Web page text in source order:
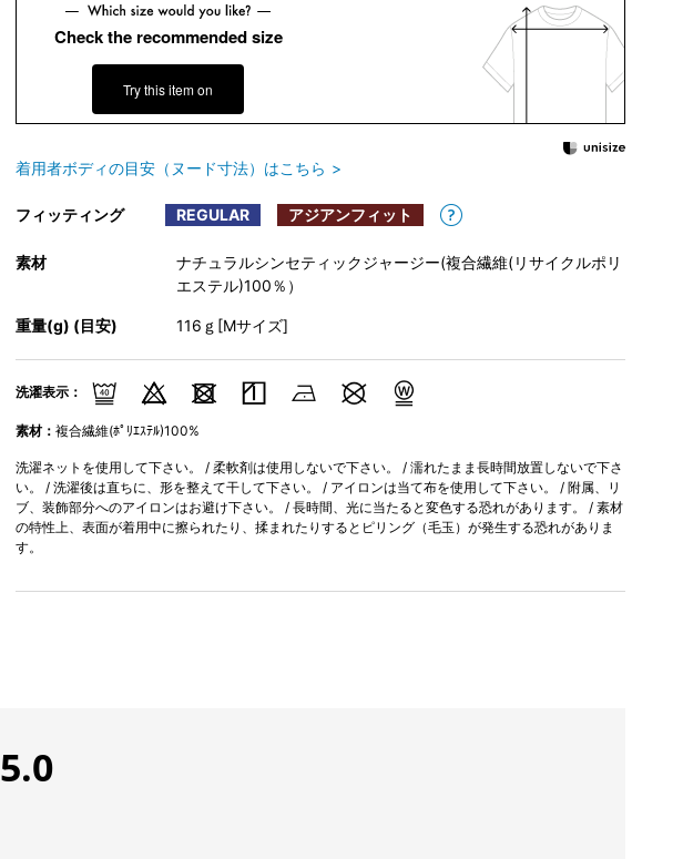
Check the recommended size
Try this item on
着用者ボディの目安（ヌード寸法）はこちら
フィッティング REGULAR アジアンフィット
素材
ナチュラルシンセティックジャージー(複合繊維(リサイクルポリ
エステル)100％）
重量(g) (目安) 116ｇ[Mサイズ]
洗濯表示：
素材： 複合繊維(ﾎﾟﾘｴｽﾃﾙ)100%
洗濯ネットを使用して下さい。 / 柔軟剤は使用しないで下さい。 / 濡れたまま長時間放置しないで下さ
い。 / 洗濯後は直ちに、形を整えて干して下さい。 / アイロンは当て布を使用して下さい。 / 附属、リ
ブ、装飾部分へのアイロンはお避け下さい。 / 長時間、光に当たると変色する恐れがあります。 / 素材
の特性上、表面が着用中に擦られたり、揉まれたりするとピリング（毛玉）が発生する恐れがありま
す。
5.0